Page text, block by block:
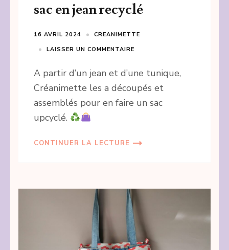
sac en jean recyclé
16 AVRIL 2024
CREANIMETTE
LAISSER UN COMMENTAIRE
A partir d’un jean et d’une tunique,
Créanimette les a découpés et
assemblés pour en faire un sac
upcyclé.
CONTINUER LA LECTURE